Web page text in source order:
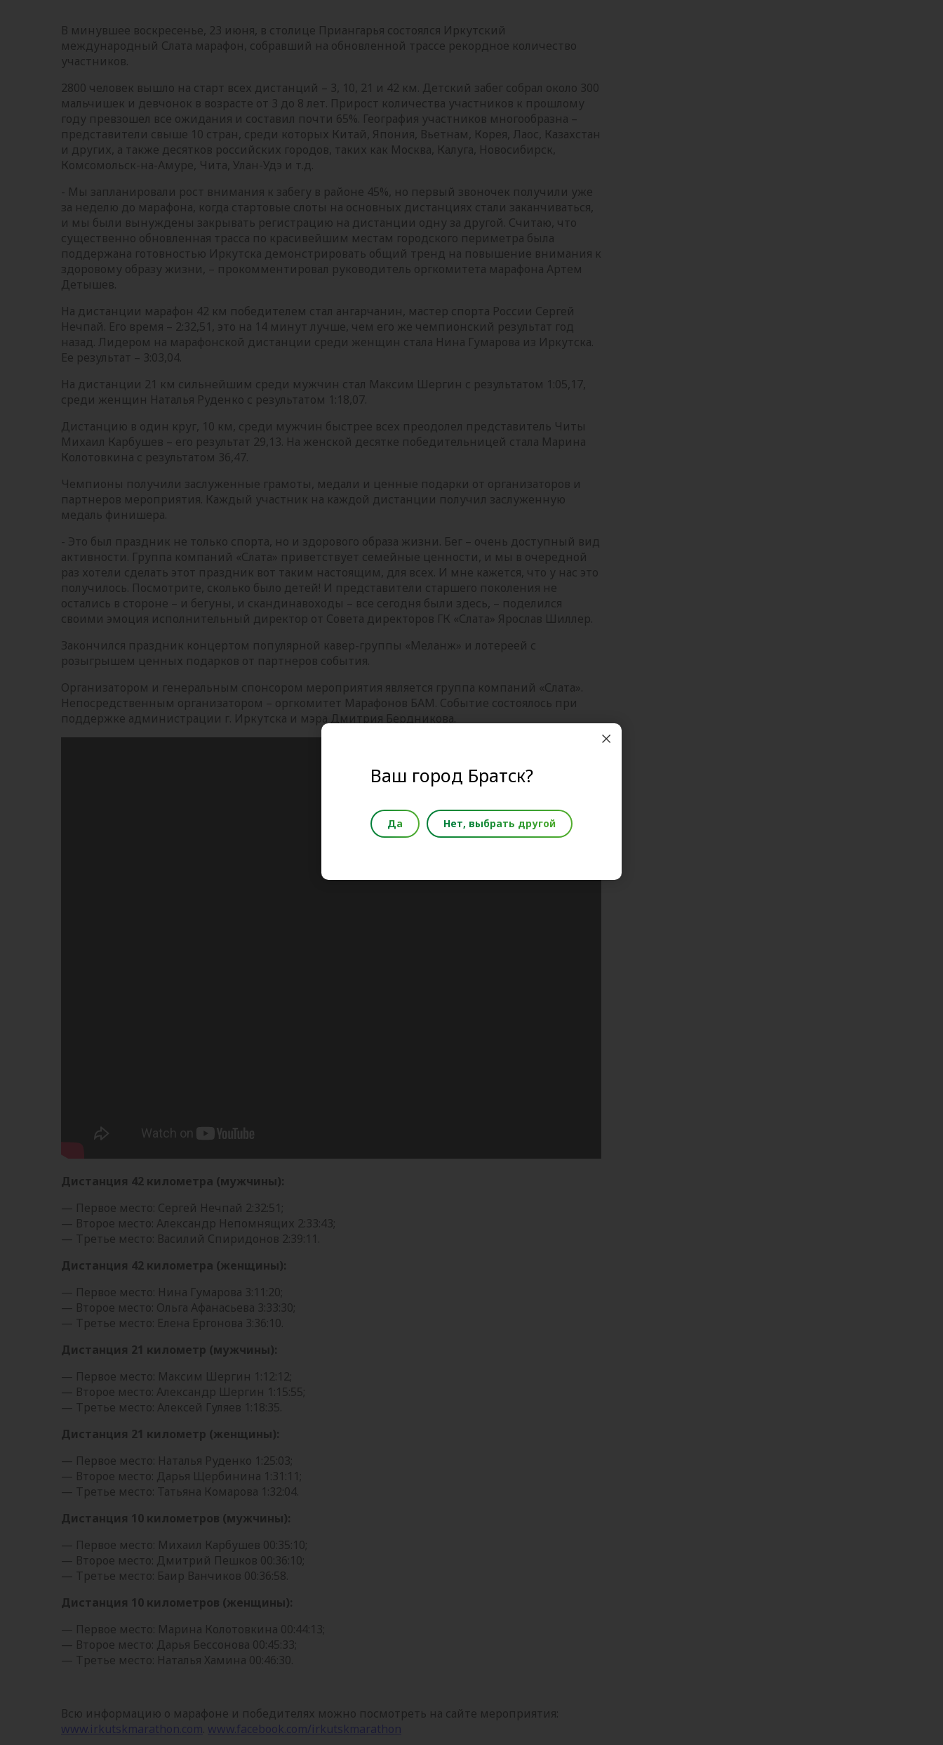
В минувшее воскресенье, 23 июня, в столице Приангарья состоялся Иркутский
международный Слата марафон, собравший на обновленной трассе рекордное количество
участников.
2800 человек вышло на старт всех дистанций – 3, 10, 21 и 42 км. Детский забег собрал около 300
мальчишек и девчонок в возрасте от 3 до 8 лет. Прирост количества участников к прошлому
году превзошел все ожидания и составил почти 65%. География участников многообразна –
представители свыше 10 стран, среди которых Китай, Япония, Вьетнам, Корея, Лаос, Казахстан
и других, а также десятков российских городов, таких как Москва, Калуга, Новосибирск,
Комсомольск-на-Амуре, Чита, Улан-Удэ и т.д.
- Мы запланировали рост внимания к забегу в районе 45%, но первый звоночек получили уже
за неделю до марафона, когда стартовые слоты на основных дистанциях стали заканчиваться,
и мы были вынуждены закрывать регистрацию на дистанции одну за другой. Считаю, что
существенно обновленная трасса по красивейшим местам городского периметра была
поддержана готовностью Иркутска демонстрировать общий тренд на повышение внимания к
здоровому образу жизни, – прокомментировал руководитель оргкомитета марафона Артем
Детышев.
На дистанции марафон 42 км победителем стал ангарчанин, мастер спорта России Сергей
Нечпай. Его время – 2:32,51, это на 14 минут лучше, чем его же чемпионский результат год
назад. Лидером на марафонской дистанции среди женщин стала Нина Гумарова из Иркутска.
Ее результат – 3:03,04.
На дистанции 21 км сильнейшим среди мужчин стал Максим Шергин с результатом 1:05,17,
среди женщин Наталья Руденко с результатом 1:18,07.
Дистанцию в один круг, 10 км, среди мужчин быстрее всех преодолел представитель Читы
Михаил Карбушев – его результат 29,13. На женской десятке победительницей стала Марина
Колотовкина с результатом 36,47.
Чемпионы получили заслуженные грамоты, медали и ценные подарки от организаторов и
партнеров мероприятия. Каждый участник на каждой дистанции получил заслуженную
медаль финишера.
- Это был праздник не только спорта, но и здорового образа жизни. Бег – очень доступный вид
активности. Группа компаний «Слата» приветствует семейные ценности, и мы в очередной
раз хотели сделать этот праздник вот таким настоящим, для всех. И мне кажется, что у нас это
получилось. Посмотрите, сколько было детей! И представители старшего поколения не
остались в стороне – и бегуны, и скандинавоходы – все сегодня были здесь, – поделился
своими эмоция исполнительный директор от Совета директоров ГК «Слата» Ярослав Шиллер.
Закончился праздник концертом популярной кавер-группы «Меланж» и лотереей с
розыгрышем ценных подарков от партнеров события.
Организатором и генеральным спонсором мероприятия является группа компаний «Слата».
Непосредственным организатором – оргкомитет Марафонов БАМ. Событие состоялось при
поддержке администрации г. Иркутска и мэра Дмитрия Бердникова.
Дистанция 42 километра (мужчины):
— Первое место: Сергей Нечпай 2:32:51;
— Второе место: Александр Непомнящих 2:33:43;
— Третье место: Василий Спиридонов 2:39:11.
Дистанция 42 километра (женщины):
— Первое место: Нина Гумарова 3:11:20;
— Второе место: Ольга Афанасьева 3:33:30;
— Третье место: Елена Ергонова 3:36:10.
Дистанция 21 километр (мужчины):
— Первое место: Максим Шергин 1:12:12;
— Второе место: Александр Шергин 1:15:55;
— Третье место: Алексей Гуляев 1:18:35.
Дистанция 21 километр (женщины):
— Первое место: Наталья Руденко 1:25:03;
— Второе место: Дарья Щербинина 1:31:11;
— Третье место: Татьяна Комарова 1:32:04.
Дистанция 10 километров (мужчины):
— Первое место: Михаил Карбушев 00:35:10;
— Второе место: Дмитрий Пешков 00:36:10;
— Третье место: Баир Ванчиков 00:36:58.
Дистанция 10 километров (женщины):
— Первое место: Марина Колотовкина 00:44:13;
— Второе место: Дарья Бессонова 00:45:33;
— Третье место: Наталья Хамина 00:46:30.
Всю информацию о марафоне и победителях можно посмотреть на сайте мероприятия:
www.irkutskmarathon.com. www.facebook.com/irkutskmarathon
Ваш город Братск?
Да Нет, выбрать другой